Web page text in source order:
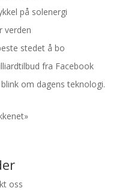
på solenergi
verden
stedet å bo
fra Facebook
om dagens teknologi.
oss